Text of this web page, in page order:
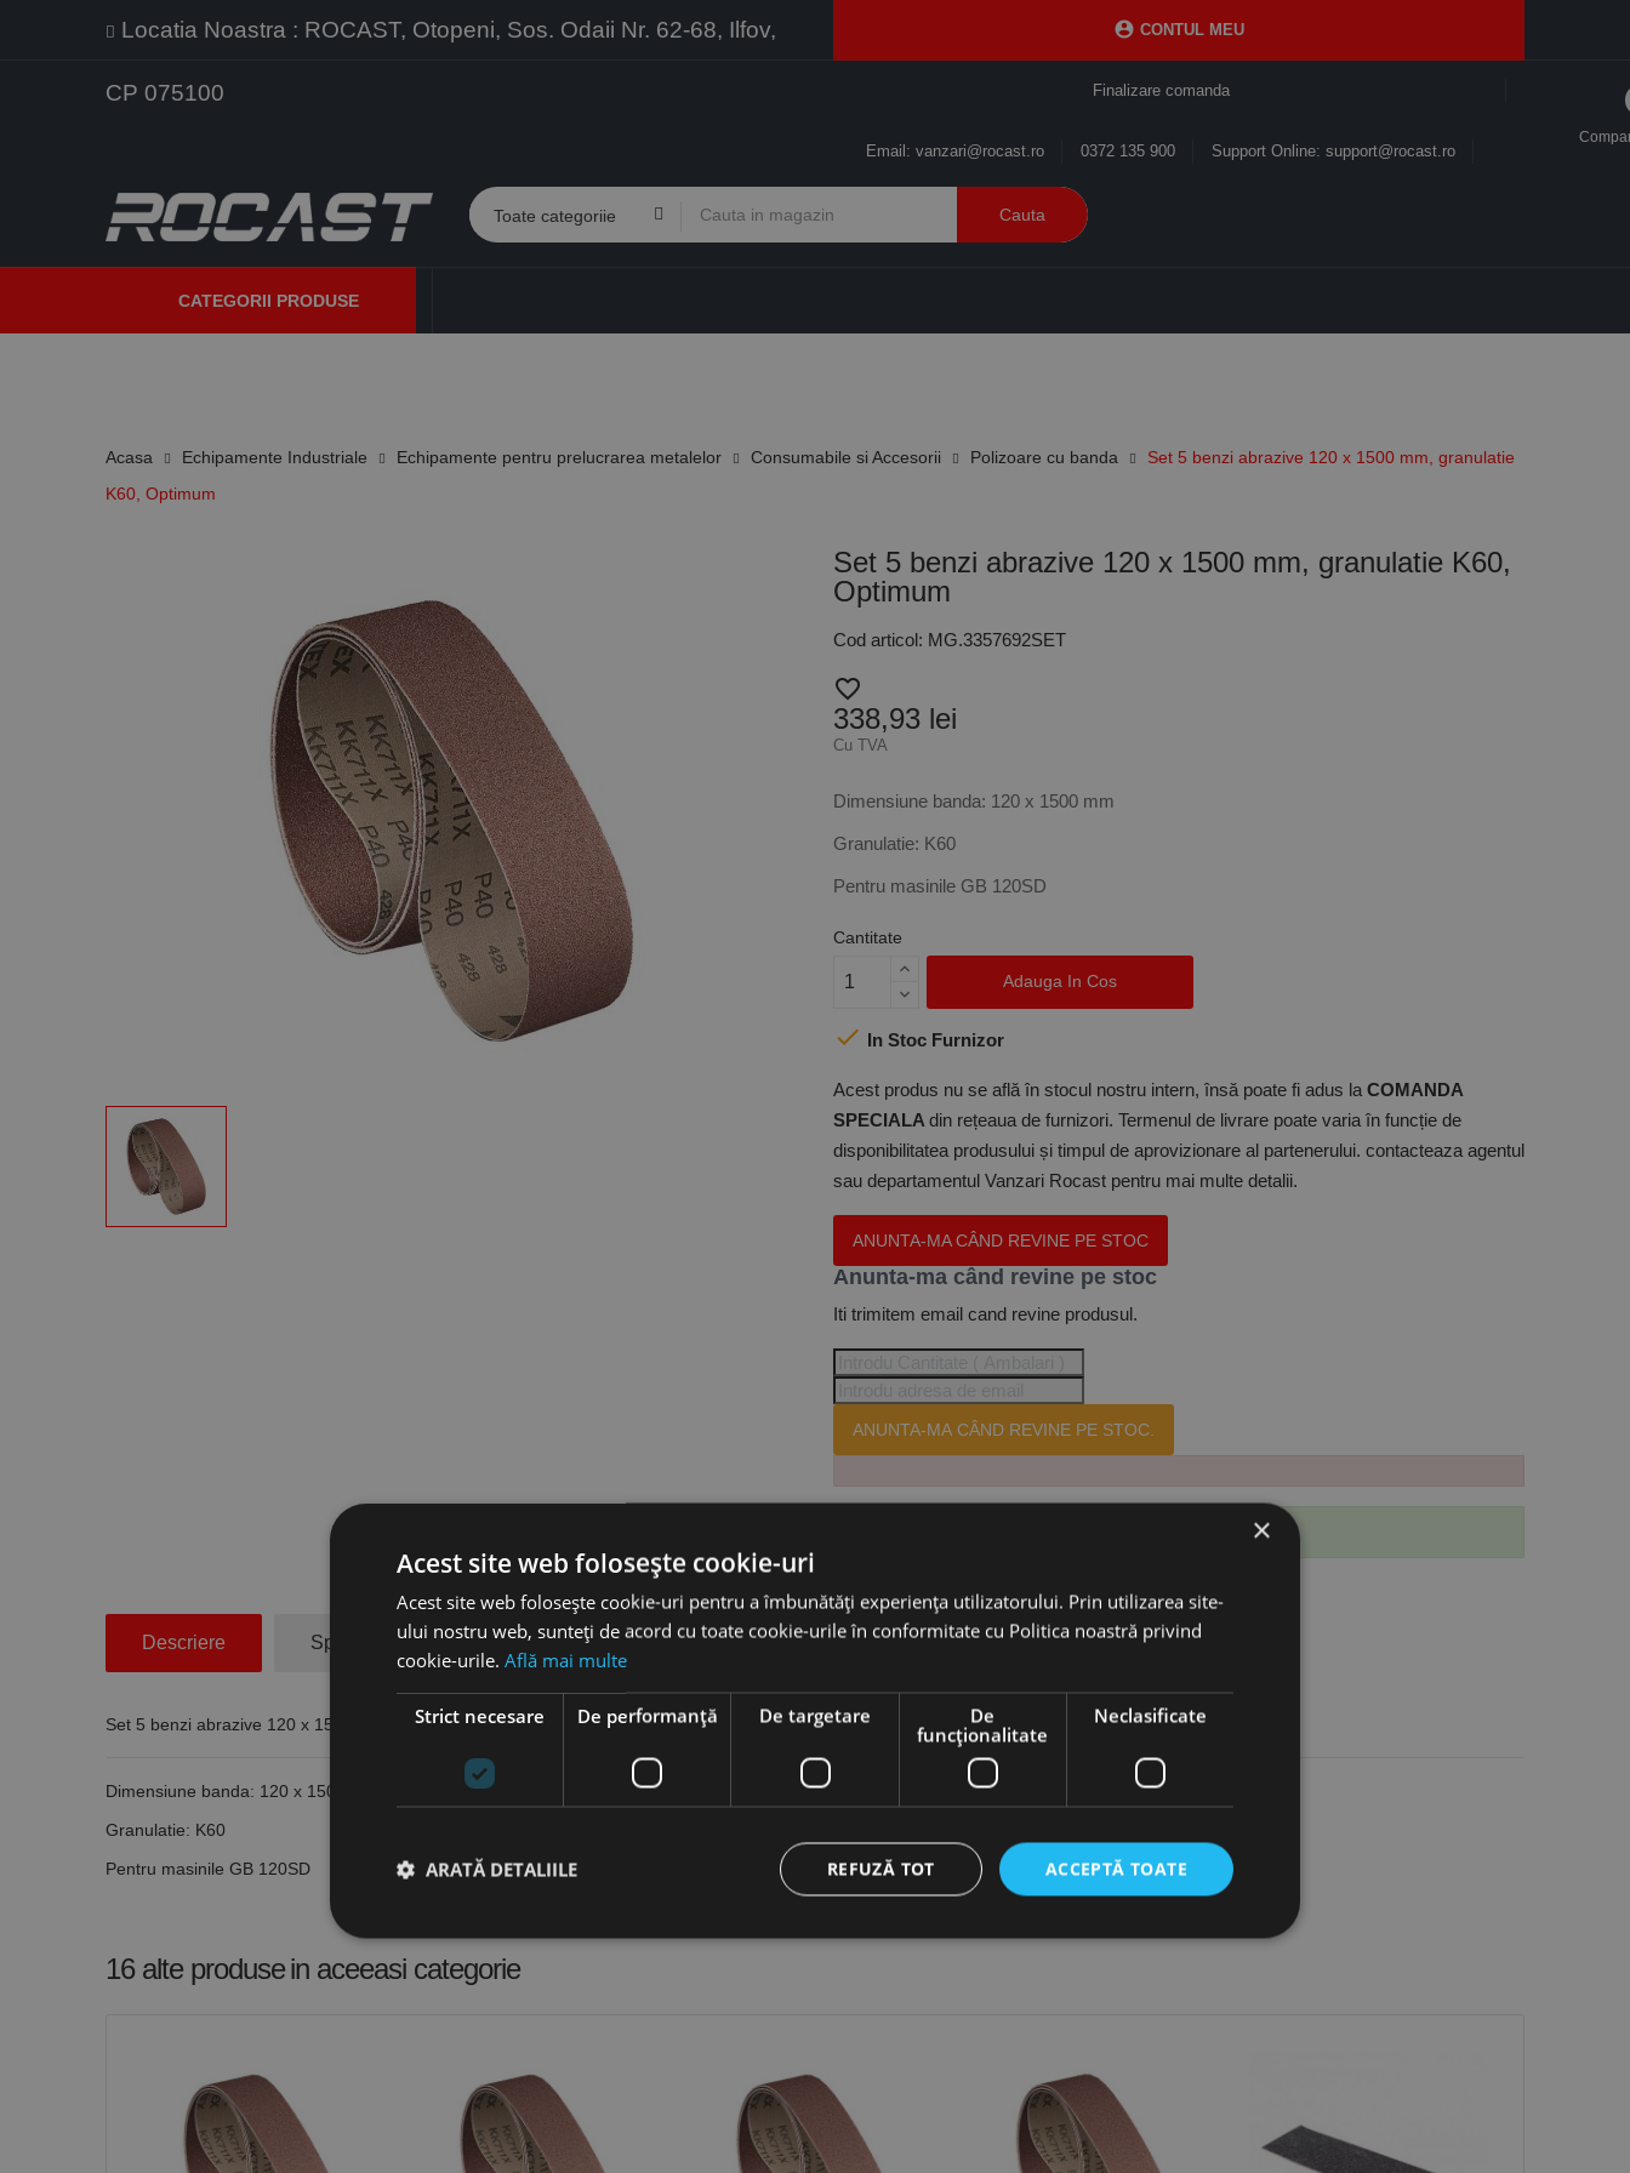
Locatia Noastra : ROCAST, Otopeni, Sos. Odaii Nr. 62-68, Ilfov,
CP 075100
 CONTUL MEU
Finalizare comanda
Support Online: support@rocast.ro
0372 135 900
Email: vanzari@rocast.ro
Cauta
CATEGORII PRODUSE
Acasa Echipamente Industriale Echipamente pentru prelucrarea metalelor Consumabile si Accesorii Polizoare cu banda
Set 5 benzi abrazive 120 x 1500 mm, granulatie
K60, Optimum
Set 5 benzi abrazive 120 x 1500 mm, granulatie K60,
Optimum
Cod articol: MG.3357692SET
favorite_border
338,93 lei
Cu TVA
Dimensiune banda: 120 x 1500 mm
Granulatie: K60
Pentru masinile GB 120SD
Cantitate
Adauga In Cos
 In Stoc Furnizor
Acest produs nu se află în stocul nostru intern, însă poate fi adus la COMANDA
SPECIALA din rețeaua de furnizori. Termenul de livrare poate varia în funcție de
disponibilitatea produsului și timpul de aprovizionare al partenerului. contacteaza agentul
sau departamentul Vanzari Rocast pentru mai multe detalii.
ANUNTA-MA CÂND REVINE PE STOC
Anunta-ma când revine pe stoc
Iti trimitem email cand revine produsul.
ANUNTA-MA CÂND REVINE PE STOC.
Descriere Specificatii Tehnice Accesorii
Set 5 benzi abrazive 120 x 1500 mm, granualtie K60 pe panza, Optimum
Dimensiune banda: 120 x 1500 mm
Granulatie: K60
Pentru masinile GB 120SD
16 alte produsein aceeasi categorie
×
Acest site web folosește cookie-uri
Acest site web folosește cookie-uri pentru a îmbunătăți experiența utilizatorului. Prin utilizarea site-
ului nostru web, sunteți de acord cu toate cookie-urile în conformitate cu Politica noastră privind
cookie-urile. Află mai multe
Strict necesare De performanță De targetare
De
funcţionalitate
Neclasificate
ACCEPTĂ TOATE
REFUZĂ TOT
ARATĂ DETALIILE
Domeniu
Descriere
CookieScriptConsent
CookieScript
www.rocast.ro
Acest cookie este utilizat de serviciul Cookie-Script.com pentru a aminti
preferințele de consimțământ ale cookie-urilor vizitatorilor. Este necesar